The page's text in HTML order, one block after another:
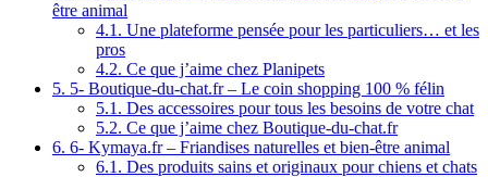
être animal
4.1. Une plateforme pensée pour les particuliers… et les
pros
4.2. Ce que j’aime chez Planipets
5. 5- Boutique-du-chat.fr – Le coin shopping 100 % félin
5.1. Des accessoires pour tous les besoins de votre chat
5.2. Ce que j’aime chez Boutique-du-chat.fr
6. 6- Kymaya.fr – Friandises naturelles et bien-être animal
6.1. Des produits sains et originaux pour chiens et chats